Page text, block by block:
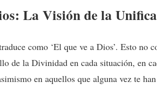
La Visión de la
como ‘El que ve a Dios’. Esto
de la Divinidad en cada situación, en
en aquellos que alguna vez te